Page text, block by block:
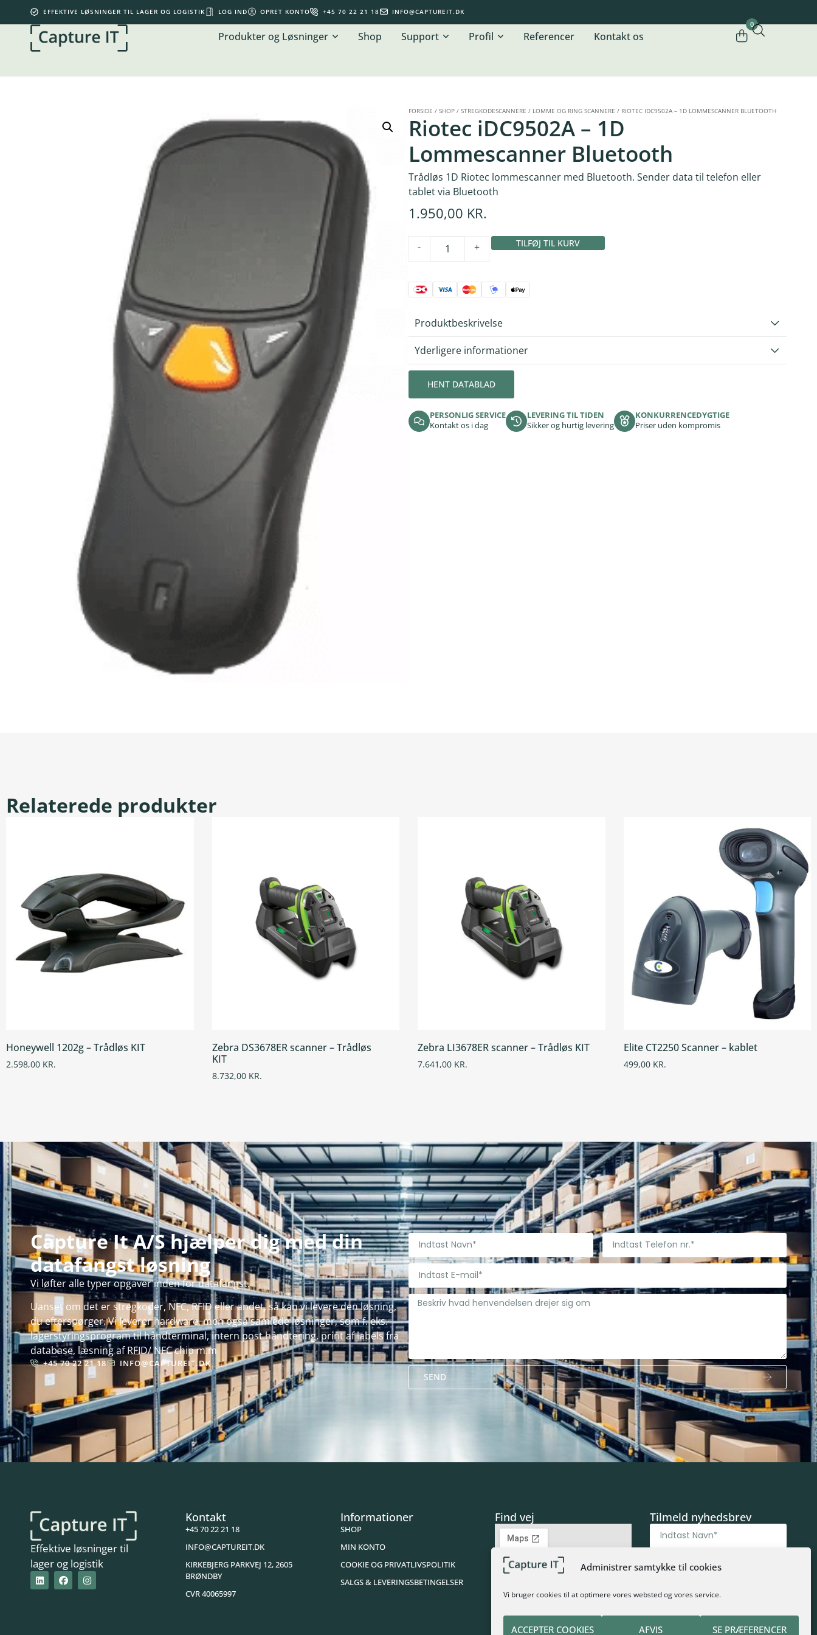
Administrer samtykke til cookies
Vi bruger cookies til at optimere vores websted og vores service.
ACCEPTER COOKIES AFVIS SE PRÆFERENCER
EFFEKTIVE LØSNINGER TIL LAGER OG LOGISTIK LOG IND OPRET KONTO +45 70 22 21 18 INFO@CAPTUREIT.DK
Produkter og Løsninger Shop Support Profil Referencer Kontakt os
0
MERE FOR GRATIS FRAGT
GÅ TIL KASSE
FORSIDE / SHOP / STREGKODESCANNERE / LOMME OG RING SCANNERE / RIOTEC IDC9502A – 1D LOMMESCANNER BLUETOOTH
Riotec iDC9502A – 1D
Lommescanner Bluetooth
Trådløs 1D Riotec lommescanner med Bluetooth. Sender data til telefon eller
tablet via Bluetooth
1.950,00 KR.
- + TILFØJ TIL KURV
Produktbeskrivelse
Yderligere informationer
HENT DATABLAD
PERSONLIG SERVICE
Kontakt os i dag
LEVERING TIL TIDEN
Sikker og hurtig levering
KONKURRENCEDYGTIGE
Priser uden kompromis
Relaterede produkter
Honeywell 1202g – Trådløs KIT
2.598,00 KR.
Zebra DS3678ER scanner – Trådløs
KIT
8.732,00 KR.
Zebra LI3678ER scanner – Trådløs KIT
7.641,00 KR.
Elite CT2250 Scanner – kablet
499,00 KR.
Capture It A/S hjælper dig med din
datafangst løsning
Vi løfter alle typer opgaver inden for datafangst.
Uanset om det er stregkoder, NFC, RFID eller andet, så kan vi levere den løsning,
du efterspørger. Vi leverer hardware, men også samlede løsninger, som f. eks.
lagerstyringsprogram til håndterminal, intern post håndtering, print af labels fra
database, læsning af RFID/ NFC chip m.m
+45 70 22 21 18 INFO@CAPTUREIT.DK
SEND
Effektive løsninger til
lager og logistik
Kontakt
+45 70 22 21 18
INFO@CAPTUREIT.DK
KIRKEBJERG PARKVEJ 12, 2605
BRØNDBY
CVR 40065997
Informationer
SHOP
MIN KONTO
COOKIE OG PRIVATLIVSPOLITIK
SALGS & LEVERINGSBETINGELSER
Find vej Tilmeld nyhedsbrev
TILMELD NYHEDSBREV
Alternative: